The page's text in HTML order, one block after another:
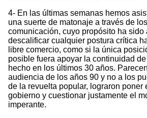
4- En las últimas semanas hemos
una suerte de matonaje a través de
comunicación, cuyo propósito ha sido
descalificar cualquier postura crítica
libre comercio, como si la única
posible fuera apoyar la continuidad
hecho en los últimos 30 años.
audiencia de los años 90 y no a los
de la revuelta popular, lograron poner
gobierno y cuestionar justamente el
imperante.